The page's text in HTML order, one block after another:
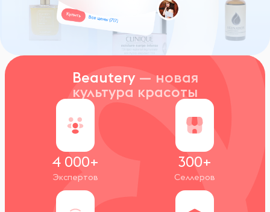
Beautery — новая
культура красоты
4 000+
Экспертов
300+
Селлеров